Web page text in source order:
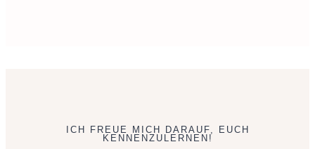
ICH FREUE MICH DARAUF, EUCH
KENNENZULERNEN!